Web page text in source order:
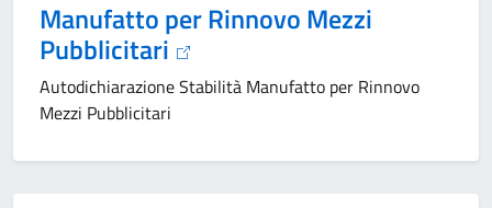
Manufatto per Rinnovo Mezzi
Pubblicitari
Autodichiarazione Stabilità Manufatto per Rinnovo
Mezzi Pubblicitari